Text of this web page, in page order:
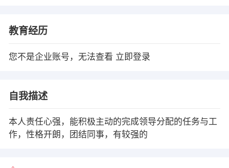
教育经历
您不是企业账号，无法查看 立即登录
自我描述
本人责任心强，能积极主动的完成领导分配的任务与工
作，性格开朗，团结同事，有较强的